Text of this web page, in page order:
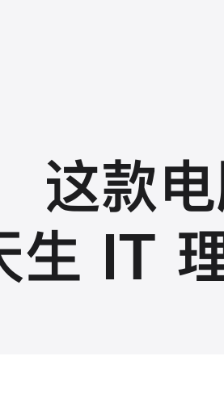
这款
生 IT